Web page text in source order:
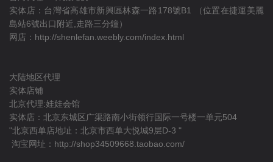
实体店：台灣省高雄市新興區林森一路178號B1 （位置在捷運美麗
島站6號出口附近,走路三分鐘）
网店： http://shenlefan.weebly.com/index.html
大陆地区代理
实体店铺
北京代理:娃娃会馆
实体店：北京东城区广渠路南小街领行国际一号楼一单元504
"北京西单店地址：北京市西单大悦城9层D-3 "
淘宝网址： http://shop34509668.taobao.com/